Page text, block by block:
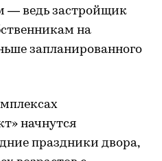
— ведь застройщик
на
запланированного
начнутся
праздники двора,